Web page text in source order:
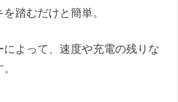
踏むだけと簡単。
よって、速度や充電の残りな